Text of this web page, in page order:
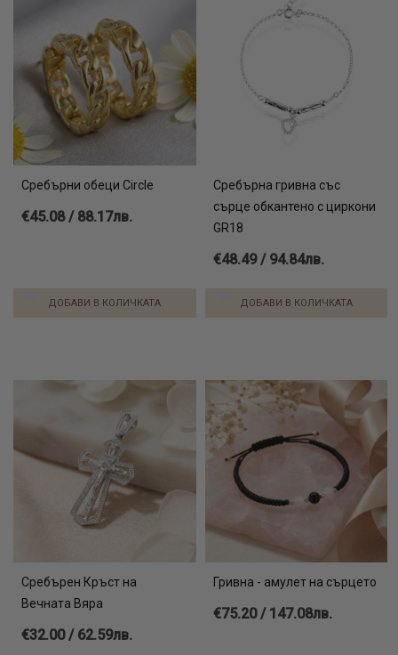
Сребърни обеци Circle
€45.08 / 88.17лв.
ДОБАВИ В КОЛИЧКАТА
Сребърна гривна със
сърце обкантено с циркони
GR18
€48.49 / 94.84лв.
ДОБАВИ В КОЛИЧКАТА
Сребърен Кръст на
Вечната Вяра
€32.00 / 62.59лв.
Гривна - амулет на сърцето
€75.20 / 147.08лв.